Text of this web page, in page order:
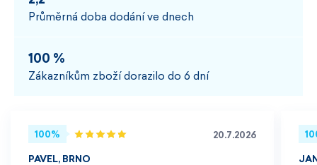
Průměrná doba dodání ve dnech
100 %
Zákazníkům zboží dorazilo do 6 dní
100% 20.7.2026
PAVEL, BRNO